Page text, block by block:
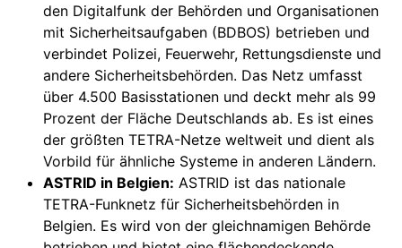
den Digitalfunk der Behörden und Organisationen
mit Sicherheitsaufgaben (BDBOS) betrieben und
verbindet Polizei, Feuerwehr, Rettungsdienste und
andere Sicherheitsbehörden. Das Netz umfasst
über 4.500 Basisstationen und deckt mehr als 99
Prozent der Fläche Deutschlands ab. Es ist eines
der größten TETRA-Netze weltweit und dient als
Vorbild für ähnliche Systeme in anderen Ländern.
ASTRID in Belgien: ASTRID ist das nationale
TETRA-Funknetz für Sicherheitsbehörden in
Belgien. Es wird von der gleichnamigen Behörde